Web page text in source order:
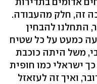
זה, חלק מהעבודה.
התחלנו להבחין
כמעט על כל שטיח
משל היתה כוכבת
ישראלי כמו חופית
ואיך זה לעזאזל